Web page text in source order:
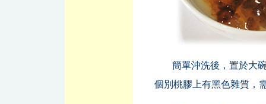
簡單沖洗後，置於大
個別桃膠上有黑色雜質，